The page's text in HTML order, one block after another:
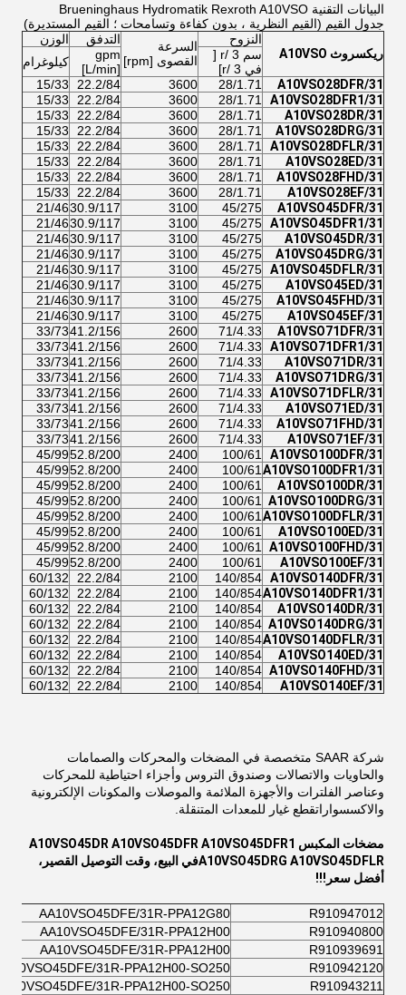
البيانات التقنية Brueninghaus Hydromatik Rexroth A10VSO
جدول القيم (القيم النظرية ، بدون كفاءة وتسامحات ؛ القيم المستديرة)
ريكسروث A10VSO
النزوح
السرعة
القصوى [rpm]
التدفق
الوزن
سم 3 /r [
في 3 /r]
gpm
[L/min]
كيلوغرام
A10VSO28DFR/31
28/1.71
3600
22.2/84
15/33
A10VSO28DFR1/31
28/1.71
3600
22.2/84
15/33
A10VSO28DR/31
28/1.71
3600
22.2/84
15/33
A10VSO28DRG/31
28/1.71
3600
22.2/84
15/33
A10VSO28DFLR/31
28/1.71
3600
22.2/84
15/33
A10VSO28ED/31
28/1.71
3600
22.2/84
15/33
A10VSO28FHD/31
28/1.71
3600
22.2/84
15/33
A10VSO28EF/31
28/1.71
3600
22.2/84
15/33
A10VSO45DFR/31
45/275
3100
30.9/117
21/46
A10VSO45DFR1/31
45/275
3100
30.9/117
21/46
A10VSO45DR/31
45/275
3100
30.9/117
21/46
A10VSO45DRG/31
45/275
3100
30.9/117
21/46
A10VSO45DFLR/31
45/275
3100
30.9/117
21/46
A10VSO45ED/31
45/275
3100
30.9/117
21/46
A10VSO45FHD/31
45/275
3100
30.9/117
21/46
A10VSO45EF/31
45/275
3100
30.9/117
21/46
A10VSO71DFR/31
71/4.33
2600
41.2/156
33/73
A10VSO71DFR1/31
71/4.33
2600
41.2/156
33/73
A10VSO71DR/31
71/4.33
2600
41.2/156
33/73
A10VSO71DRG/31
71/4.33
2600
41.2/156
33/73
A10VSO71DFLR/31
71/4.33
2600
41.2/156
33/73
A10VSO71ED/31
71/4.33
2600
41.2/156
33/73
A10VSO71FHD/31
71/4.33
2600
41.2/156
33/73
A10VSO71EF/31
71/4.33
2600
41.2/156
33/73
A10VSO100DFR/31
100/61
2400
52.8/200
45/99
A10VSO100DFR1/31
100/61
2400
52.8/200
45/99
A10VSO100DR/31
100/61
2400
52.8/200
45/99
A10VSO100DRG/31
100/61
2400
52.8/200
45/99
A10VSO100DFLR/31
100/61
2400
52.8/200
45/99
A10VSO100ED/31
100/61
2400
52.8/200
45/99
A10VSO100FHD/31
100/61
2400
52.8/200
45/99
A10VSO100EF/31
100/61
2400
52.8/200
45/99
A10VSO140DFR/31
140/854
2100
22.2/84
60/132
A10VSO140DFR1/31
140/854
2100
22.2/84
60/132
A10VSO140DR/31
140/854
2100
22.2/84
60/132
A10VSO140DRG/31
140/854
2100
22.2/84
60/132
A10VSO140DFLR/31
140/854
2100
22.2/84
60/132
A10VSO140ED/31
140/854
2100
22.2/84
60/132
A10VSO140FHD/31
140/854
2100
22.2/84
60/132
A10VSO140EF/31
140/854
2100
22.2/84
60/132
شركة SAAR متخصصة في المضخات والمحركات والصمامات
والحاويات والاتصالات وصندوق التروس وأجزاء احتياطية للمحركات
وعناصر الفلترات والأجهزة الملائمة والموصلات والمكونات الإلكترونية
والاكسسواراتقطع غيار للمعدات المتنقلة.
مضخات المكبس A10VSO45DR A10VSO45DFR A10VSO45DFR1
A10VSO45DRG A10VSO45DFLRفي البيع، وقت التوصيل القصير،
أفضل سعر!!!
R910947012
AA10VSO45DFE/31R-PPA12G80
R910940800
AA10VSO45DFE/31R-PPA12H00
R910939691
AA10VSO45DFE/31R-PPA12H00
R910942120
31R-PPA12H00-SO250
R910943211
31R-PPA12H00-SO250